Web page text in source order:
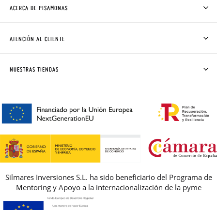
ACERCA DE PISAMONAS
CÓMO COMPRAR
AVISO LEGAL, PRIVACIDAD Y COOKIES
REBAJAS
ATENCIÓN AL CLIENTE
PREGUNTAS FRECUENTES
NUESTRAS TIENDAS
Silmares Inversiones S.L. ha sido beneficiario del Programa de
Mentoring y Apoyo a la internacionalización de la pyme